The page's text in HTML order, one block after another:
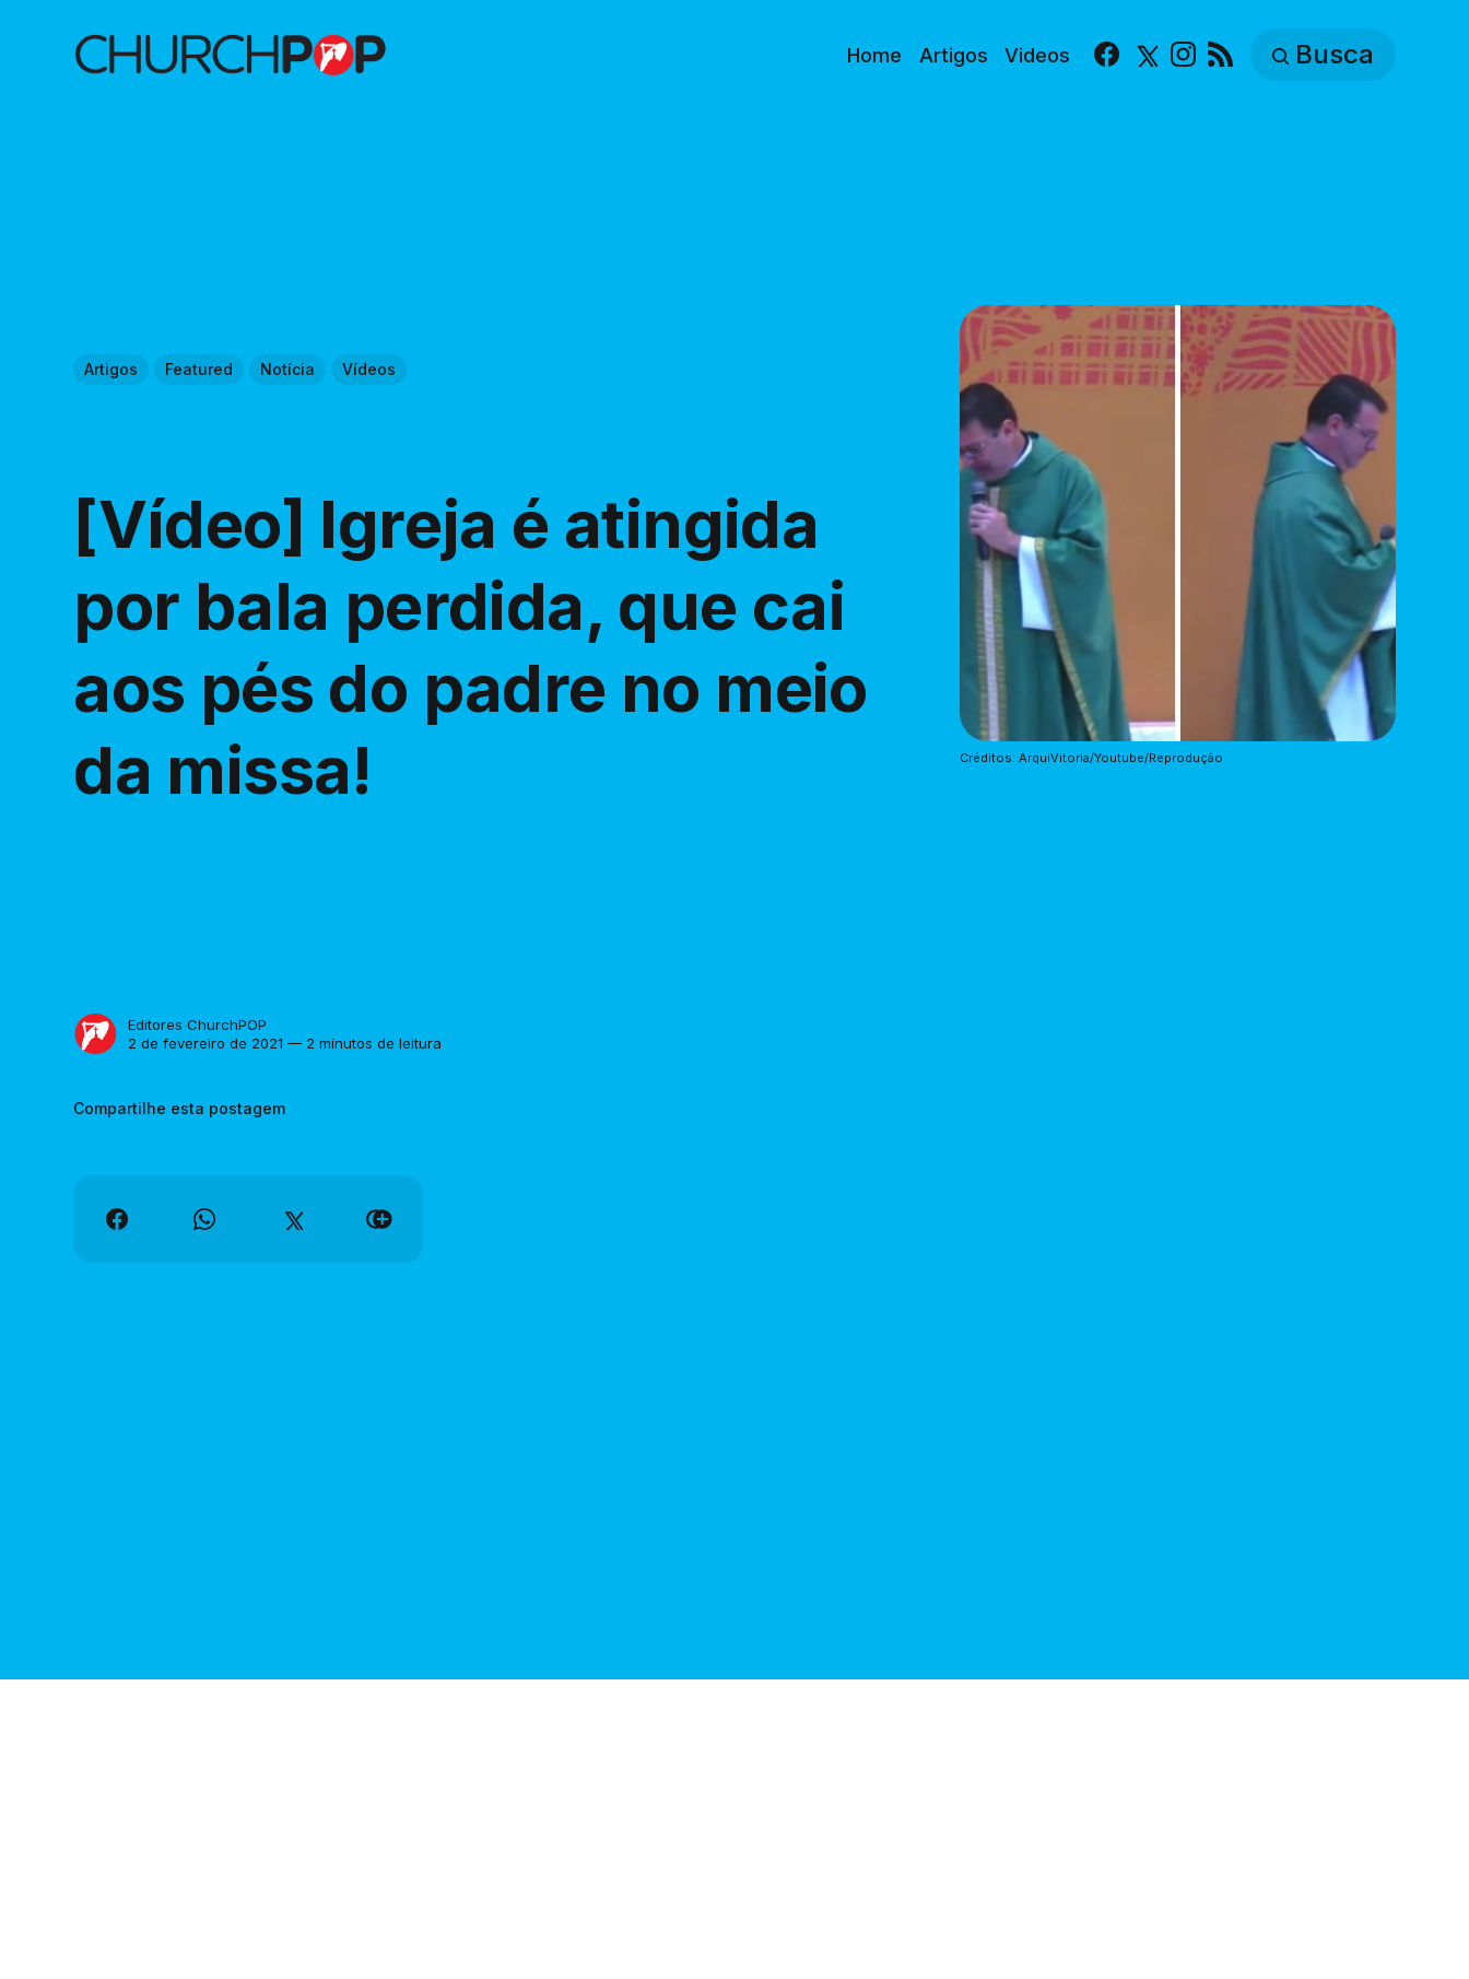
Home Artigos Videos Facebook
X Instagram Busca
Artigos Featured Notícia Vídeos
[Vídeo] Igreja é atingida
por bala perdida, que cai
aos pés do padre no meio
da missa!
Editores ChurchPOP
2 de fevereiro de 2021 — 2 minutos de leitura
Compartilhe esta postagem
Créditos: ArquiVitoria/Youtube/Reprodução